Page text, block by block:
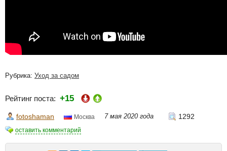
Рубрика: Уход за садом
Рейтинг поста: +15
fotoshaman Москва 7 мая 2020 года 1292
оставить комментарий